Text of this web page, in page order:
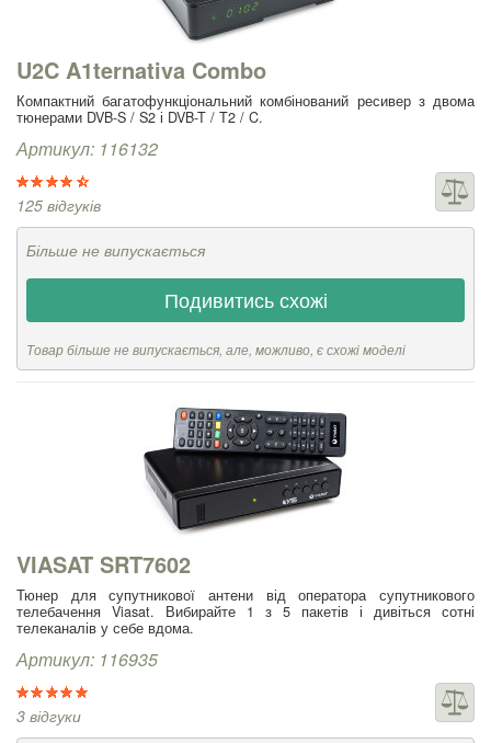
U2C A1ternativa Combo
Компактний багатофункціональний комбінований ресивер з двома
тюнерами DVB-S / S2 і DVB-T / T2 / C.
Артикул: 116132
125 відгуків
Більше не випускається
Подивитись схожі
Товар більше не випускається, але, можливо, є схожі моделі
VIASAT SRT7602
Тюнер для супутникової антени від оператора супутникового
телебачення Viasat. Вибирайте 1 з 5 пакетів і дивіться сотні
телеканалів у себе вдома.
Артикул: 116935
3 відгуки